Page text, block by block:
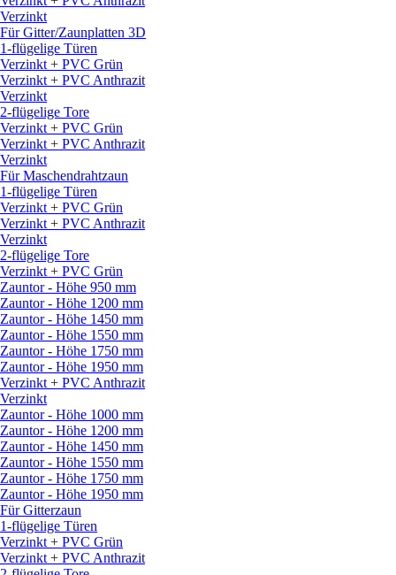
Verzinkt
Für Gitter/Zaunplatten 3D
1-flügelige Türen
Verzinkt + PVC Grün
Verzinkt + PVC Anthrazit
Verzinkt
2-flügelige Tore
Verzinkt + PVC Grün
Verzinkt + PVC Anthrazit
Verzinkt
Für Maschendrahtzaun
1-flügelige Türen
Verzinkt + PVC Grün
Verzinkt + PVC Anthrazit
Verzinkt
2-flügelige Tore
Verzinkt + PVC Grün
Zauntor - Höhe 950 mm
Zauntor - Höhe 1200 mm
Zauntor - Höhe 1450 mm
Zauntor - Höhe 1550 mm
Zauntor - Höhe 1750 mm
Zauntor - Höhe 1950 mm
Verzinkt + PVC Anthrazit
Verzinkt
Zauntor - Höhe 1000 mm
Zauntor - Höhe 1200 mm
Zauntor - Höhe 1450 mm
Zauntor - Höhe 1550 mm
Zauntor - Höhe 1750 mm
Zauntor - Höhe 1950 mm
Für Gitterzaun
1-flügelige Türen
Verzinkt + PVC Grün
Verzinkt + PVC Anthrazit